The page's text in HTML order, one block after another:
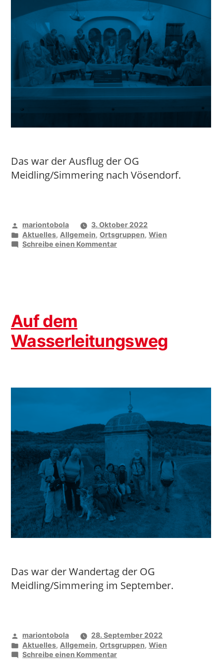
Das war der Ausflug der OG
Meidling/Simmering nach Vösendorf.
Veröffentlicht
von
mariontobola
3. Oktober 2022
Veröffentlicht
unter
Aktuelles, Allgemein,Ortsgruppen,Wien
Schreibe einen Kommentarzu
Auf dem
Wasserleitungsweg
Das war der Wandertag der OG
Meidling/Simmering im September.
Veröffentlicht
von
mariontobola
28. September 2022
Veröffentlicht
unter
Aktuelles, Allgemein,Ortsgruppen,Wien
Schreibe einen Kommentarzu